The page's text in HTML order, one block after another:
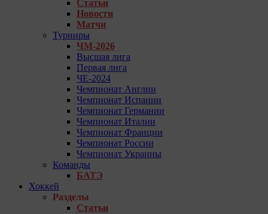
Статьи
Новости
Матчи
Турниры
ЧМ-2026
Высшая лига
Первая лига
ЧЕ-2024
Чемпионат Англии
Чемпионат Испании
Чемпионат Германии
Чемпионат Италии
Чемпионат Франции
Чемпионат России
Чемпионат Украины
Команды
БАТЭ
Хоккей
Разделы
Статьи